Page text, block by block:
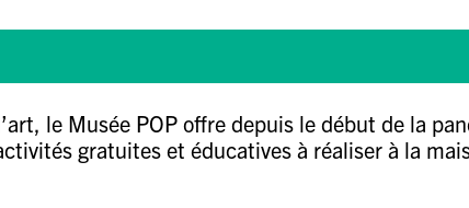
le Musée POP offre depuis le début de la
gratuites et éducatives à réaliser à la